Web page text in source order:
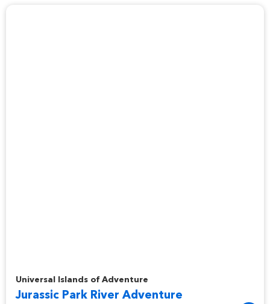
Universal Islands of Adventure
Jurassic Park River Adventure